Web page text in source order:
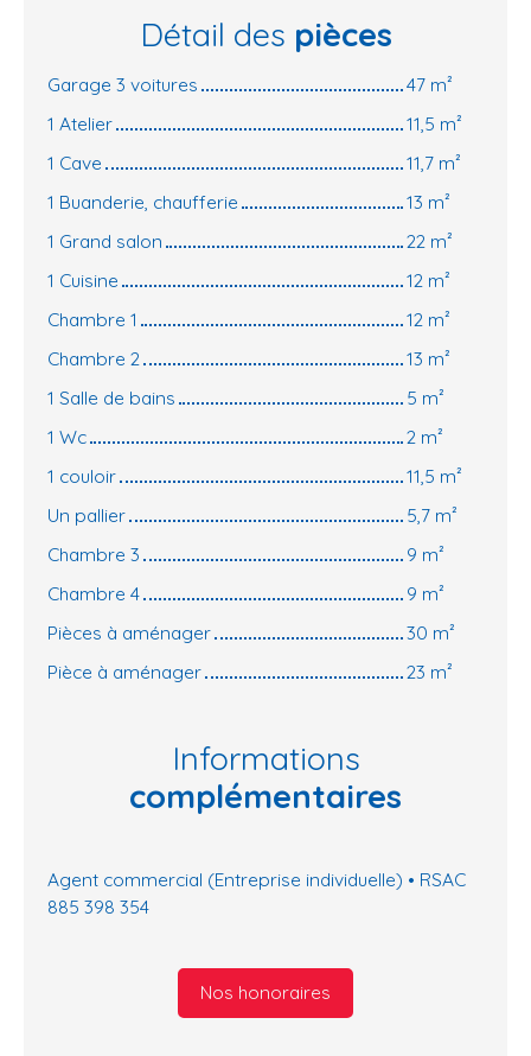
Détail des pièces
Garage 3 voitures
47 m²
1 Atelier
11,5 m²
1 Cave
11,7 m²
1 Buanderie, chaufferie
13 m²
1 Grand salon
22 m²
1 Cuisine
12 m²
Chambre 1
12 m²
Chambre 2
13 m²
1 Salle de bains
5 m²
1 Wc
2 m²
1 couloir
11,5 m²
Un pallier
5,7 m²
Chambre 3
9 m²
Chambre 4
9 m²
Pièces à aménager
30 m²
Pièce à aménager
23 m²
Informations
complémentaires
Agent commercial (Entreprise individuelle) • RSAC
885 398 354
Nos honoraires